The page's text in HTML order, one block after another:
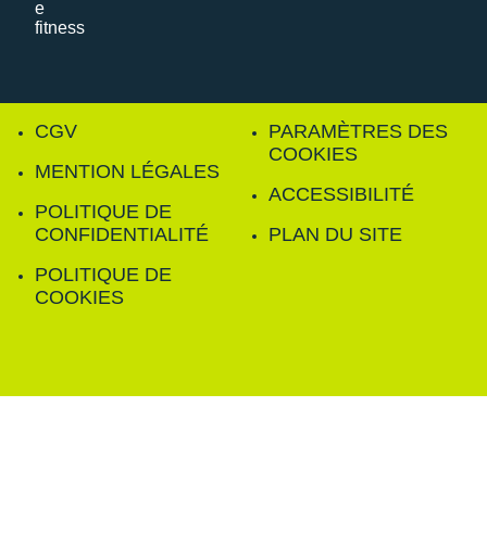
CGV
MENTION LÉGALES
POLITIQUE DE
CONFIDENTIALITÉ
POLITIQUE DE
COOKIES
PARAMÈTRES DES
COOKIES
ACCESSIBILITÉ
PLAN DU SITE